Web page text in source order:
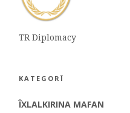
TR Diplomacy
KATEGORÎ
ÎXLALKIRINA MAFAN